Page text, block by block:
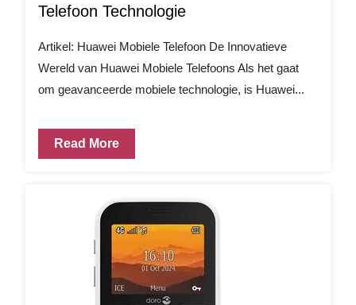
Telefoon Technologie
Artikel: Huawei Mobiele Telefoon De Innovatieve
Wereld van Huawei Mobiele Telefoons Als het gaat
om geavanceerde mobiele technologie, is Huawei...
Read More